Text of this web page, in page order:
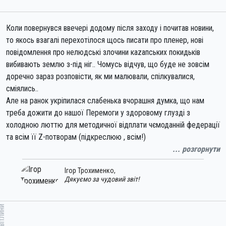
- Улюблені матеріали та обладнання, якими ви звикли
користуватися на пленері.
- зручний та безпечний одяг та взуття для прогулянок на
свіжому повітрі (бажано взяти парасольку або дощовик на
випадок несподіваного дощику)
- обовязково гарний настрій та посмішку (це не обговорюється).
Коли повернувся ввечері додому після заходу і почитав новини,
то якось взагалі перехотілося щось писати про пленер, нові
повідомлення про нелюдські злочини каzапських покидьків
вибивають землю з-під ніг.. Чомусь відчув, що буде не зовсім
доречно зараз розповісти, як ми малювали, спілкувалися,
сміялись..
Але на ранок укріпилася слабенька вчорашня думка, що нам
треба дожити до нашої Перемоги у здоровому глузді з
холодною люттю для методичної відплати чємоданній федерації
та всім її Z-потворам (підкреслюю , всім!)
І в перервах у справах по наближенню Перемоги, хто як може на
своєму місці, необхідно знаходити джерело стійкості та
внутрішніх сил не звалитися у депресняк з хворобливим
... розгорнути
Ігор Трохименко,
Дякуємо за чудовий звіт!